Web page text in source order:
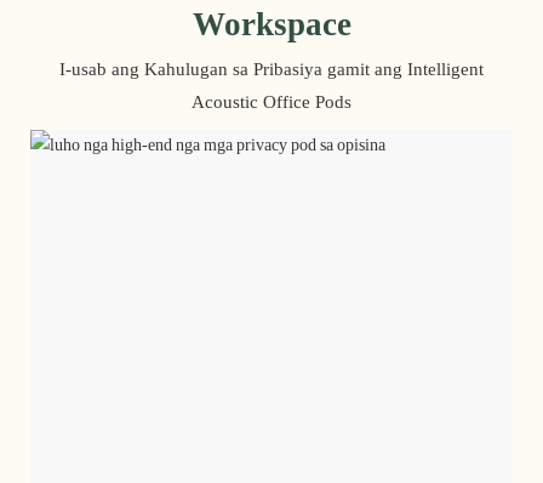
Workspace
I-usab ang Kahulugan sa Pribasiya gamit ang Intelligent
Acoustic Office Pods